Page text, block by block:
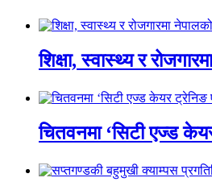
शिक्षा, स्वास्थ्य र
चितवनमा ‘सिटी एज्ड